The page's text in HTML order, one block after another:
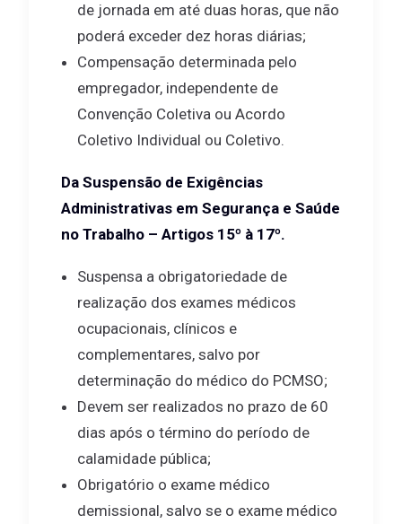
de jornada em até duas horas, que não
poderá exceder dez horas diárias;
Compensação determinada pelo
empregador, independente de
Convenção Coletiva ou Acordo
Coletivo Individual ou Coletivo.
Da Suspensão de Exigências
Administrativas em Segurança e Saúde
no Trabalho – Artigos 15º à 17º.
Suspensa a obrigatoriedade de
realização dos exames médicos
ocupacionais, clínicos e
complementares, salvo por
determinação do médico do PCMSO;
Devem ser realizados no prazo de 60
dias após o término do período de
calamidade pública;
Obrigatório o exame médico
demissional, salvo se o exame médico